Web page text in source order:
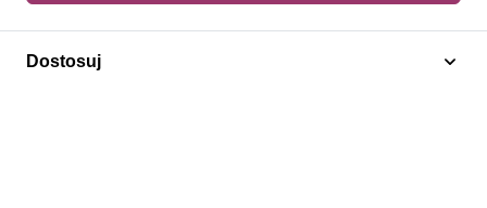
Dodaj do koszyka
Dostosuj